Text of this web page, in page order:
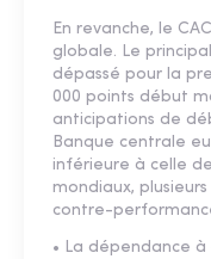
En revanche, le
globale. Le
dépassé pour la
000 points début
anticipations de
Banque centrale
inférieure à celle
mondiaux,
contre-
• La dépendance